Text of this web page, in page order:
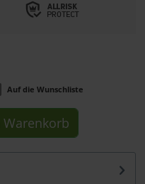
Auf die Wunschliste
Warenkorb